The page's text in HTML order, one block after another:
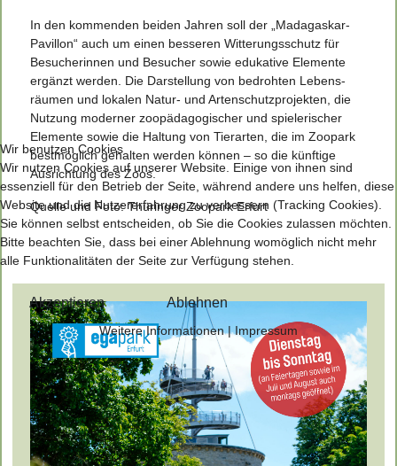
In den kommenden beiden Jahren soll der „Madagaskar-
Pavillon“ auch um einen besseren Witterungsschutz für
Besucherinnen und Besucher sowie edukative Elemente
ergänzt wer­den. Die Darstellung von bedrohten Lebens­
räumen und lokalen Natur- und Artenschutzprojekten, die
Nutzung moderner zoopädago­gischer und spielerischer
Elemente sowie die Haltung von Tierarten, die im Zoopark
best­möglich gehalten werden können – so die künftige
Ausrichtung des Zoos.
Quelle und Foto: Thüringer Zoopark Erfurt
Wir benutzen Cookies
Wir nutzen Cookies auf unserer Website. Einige von ihnen sind
essenziell für den Betrieb der Seite, während andere uns helfen, diese
Website und die Nutzererfahrung zu verbessern (Tracking Cookies).
Sie können selbst entscheiden, ob Sie die Cookies zulassen möchten.
Bitte beachten Sie, dass bei einer Ablehnung womöglich nicht mehr
alle Funktionalitäten der Seite zur Verfügung stehen.
Akzeptieren Ablehnen
Weitere Informationen|Impressum